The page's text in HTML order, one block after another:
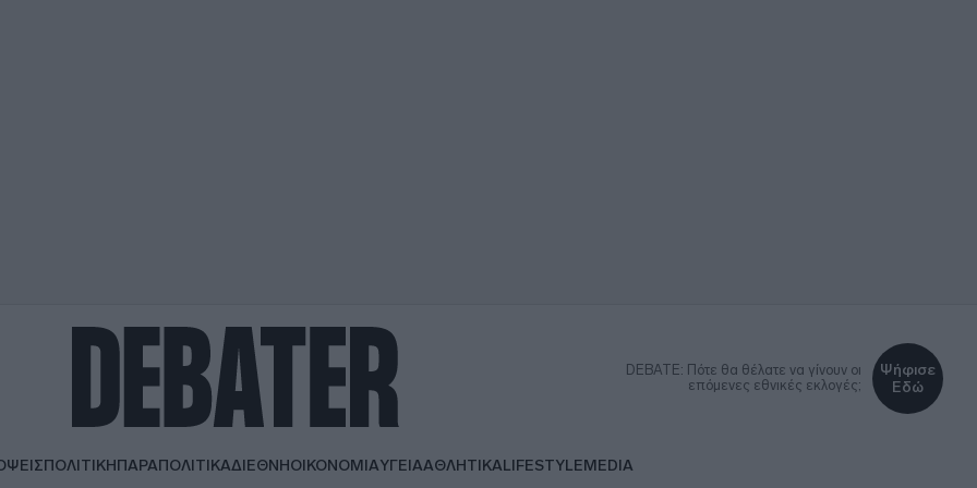
DEBATE: Πότε θα θέλατε να γίνουν οι
επόμενες εθνικές εκλογές;
Ψήφισε
Εδώ
ΠΟΛΙΤΙΚΗΠΑΡΑΠΟΛΙΤΙΚΑΔΙΕΘΝΗΟΙΚΟΝΟΜΙΑΥΓΕΙΑΑΘΛΗΤΙΚΑLIFESTYLEMEDIA